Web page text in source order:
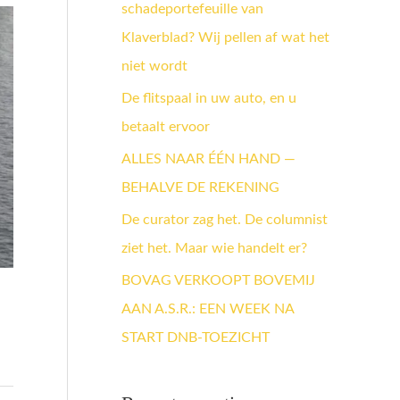
a
a
r
:
schadeportefeuille van
Klaverblad? Wij pellen af wat het
niet wordt
De flitspaal in uw auto, en u
betaalt ervoor
ALLES NAAR ÉÉN HAND —
BEHALVE DE REKENING
De curator zag het. De columnist
ziet het. Maar wie handelt er?
BOVAG VERKOOPT BOVEMIJ
AAN A.S.R.: EEN WEEK NA
START DNB-TOEZICHT